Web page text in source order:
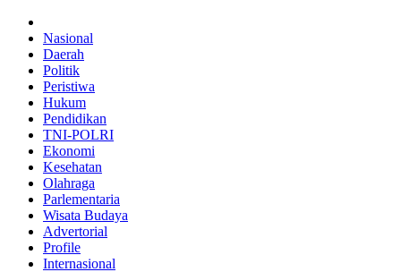
Nasional
Daerah
Politik
Peristiwa
Hukum
Pendidikan
TNI-POLRI
Ekonomi
Kesehatan
Olahraga
Parlementaria
Wisata Budaya
Advertorial
Profile
Internasional